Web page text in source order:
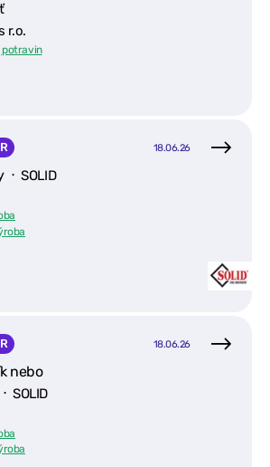
r.o.
potravin
18.06.26
⋅SOLID
18.06.26
nebo
⋅SOLID